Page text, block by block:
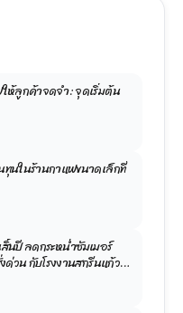
ห้ลูกค้าจดจำ: จุดเริ่มต้น
นในร้านกาแฟขนาดเล็กที่
นปี ลดกระหน่ำซัมเมอร์
ด่วน กับโรงงานสกรีนแก้ว